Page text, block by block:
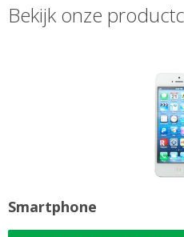
Bekijk onze
Smartphone